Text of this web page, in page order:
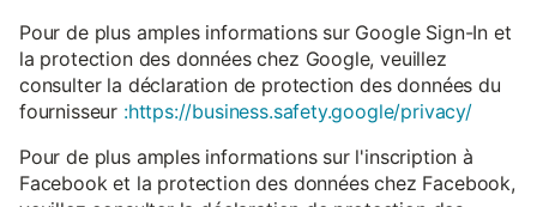
Pour de plus amples informations sur Google Sign-In et
la protection des données chez Google, veuillez
consulter la déclaration de protection des données du
fournisseur :https://business.safety.google/privacy/
Pour de plus amples informations sur l'inscription à
Facebook et la protection des données chez Facebook,